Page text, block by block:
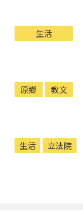
生活
原鄉 教文
生活 立法院